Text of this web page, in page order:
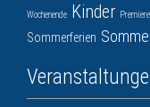
Wochenende Kinder
Sommerferien